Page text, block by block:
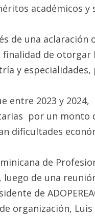
académicos
de una
finalidad de
y
entre 2023 y
por un monto
dificultades
de
de una
de
organización, Luis